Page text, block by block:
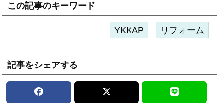
この記事のキーワード
YKKAP リフォーム
記事をシェアする